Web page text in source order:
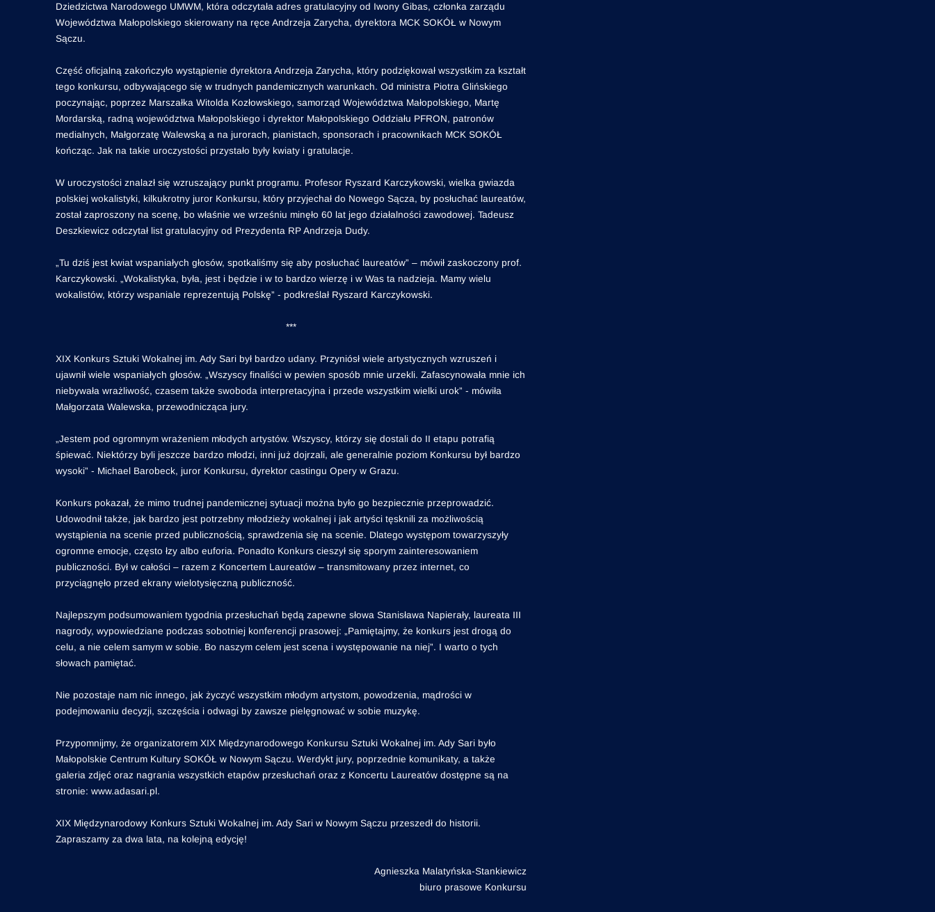
Dziedzictwa Narodowego UMWM, która odczytała adres gratulacyjny od Iwony Gibas, członka zarządu
Województwa Małopolskiego skierowany na ręce Andrzeja Zarycha, dyrektora MCK SOKÓŁ w Nowym
Sączu.
Część oficjalną zakończyło wystąpienie dyrektora Andrzeja Zarycha, który podziękował wszystkim za kształt
tego konkursu, odbywającego się w trudnych pandemicznych warunkach. Od ministra Piotra Glińskiego
poczynając, poprzez Marszałka Witolda Kozłowskiego, samorząd Województwa Małopolskiego, Martę
Mordarską, radną województwa Małopolskiego i dyrektor Małopolskiego Oddziału PFRON, patronów
medialnych, Małgorzatę Walewską a na jurorach, pianistach, sponsorach i pracownikach MCK SOKÓŁ
kończąc. Jak na takie uroczystości przystało były kwiaty i gratulacje.
W uroczystości znalazł się wzruszający punkt programu. Profesor Ryszard Karczykowski, wielka gwiazda
polskiej wokalistyki, kilkukrotny juror Konkursu, który przyjechał do Nowego Sącza, by posłuchać laureatów,
został zaproszony na scenę, bo właśnie we wrześniu minęło 60 lat jego działalności zawodowej. Tadeusz
Deszkiewicz odczytał list gratulacyjny od Prezydenta RP Andrzeja Dudy.
„Tu dziś jest kwiat wspaniałych głosów, spotkaliśmy się aby posłuchać laureatów” – mówił zaskoczony prof.
Karczykowski. „Wokalistyka, była, jest i będzie i w to bardzo wierzę i w Was ta nadzieja. Mamy wielu
wokalistów, którzy wspaniale reprezentują Polskę” - podkreślał Ryszard Karczykowski.
***
XIX Konkurs Sztuki Wokalnej im. Ady Sari był bardzo udany. Przyniósł wiele artystycznych wzruszeń i
ujawnił wiele wspaniałych głosów. „Wszyscy finaliści w pewien sposób mnie urzekli. Zafascynowała mnie ich
niebywała wrażliwość, czasem także swoboda interpretacyjna i przede wszystkim wielki urok” - mówiła
Małgorzata Walewska, przewodnicząca jury.
„Jestem pod ogromnym wrażeniem młodych artystów. Wszyscy, którzy się dostali do II etapu potrafią
śpiewać. Niektórzy byli jeszcze bardzo młodzi, inni już dojrzali, ale generalnie poziom Konkursu był bardzo
wysoki” - Michael Barobeck, juror Konkursu, dyrektor castingu Opery w Grazu.
Konkurs pokazał, że mimo trudnej pandemicznej sytuacji można było go bezpiecznie przeprowadzić.
Udowodnił także, jak bardzo jest potrzebny młodzieży wokalnej i jak artyści tęsknili za możliwością
wystąpienia na scenie przed publicznością, sprawdzenia się na scenie. Dlatego występom towarzyszyły
ogromne emocje, często łzy albo euforia. Ponadto Konkurs cieszył się sporym zainteresowaniem
publiczności. Był w całości – razem z Koncertem Laureatów – transmitowany przez internet, co
przyciągnęło przed ekrany wielotysięczną publiczność.
Najlepszym podsumowaniem tygodnia przesłuchań będą zapewne słowa Stanisława Napierały, laureata III
nagrody, wypowiedziane podczas sobotniej konferencji prasowej: „Pamiętajmy, że konkurs jest drogą do
celu, a nie celem samym w sobie. Bo naszym celem jest scena i występowanie na niej”. I warto o tych
słowach pamiętać.
Nie pozostaje nam nic innego, jak życzyć wszystkim młodym artystom, powodzenia, mądrości w
podejmowaniu decyzji, szczęścia i odwagi by zawsze pielęgnować w sobie muzykę.
Przypomnijmy, że organizatorem XIX Międzynarodowego Konkursu Sztuki Wokalnej im. Ady Sari było
Małopolskie Centrum Kultury SOKÓŁ w Nowym Sączu. Werdykt jury, poprzednie komunikaty, a także
galeria zdjęć oraz nagrania wszystkich etapów przesłuchań oraz z Koncertu Laureatów dostępne są na
stronie: www.adasari.pl.
XIX Międzynarodowy Konkurs Sztuki Wokalnej im. Ady Sari w Nowym Sączu przeszedł do historii.
Zapraszamy za dwa lata, na kolejną edycję!
Agnieszka Malatyńska-Stankiewicz
biuro prasowe Konkursu